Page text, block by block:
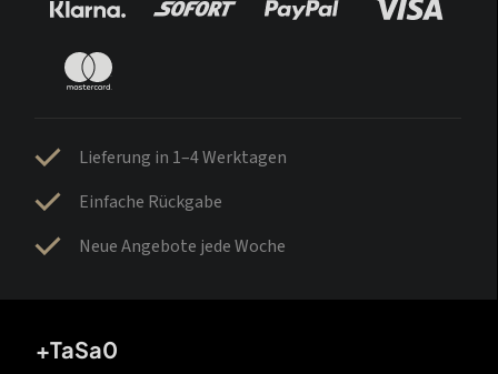
Lieferung in 1–4 Werktagen
Einfache Rückgabe
Neue Angebote jede Woche
+TaSa0